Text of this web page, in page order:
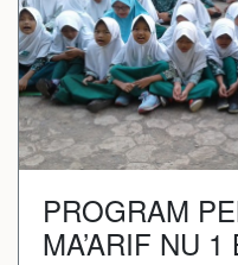
PROGRAM
MA’ARIF NU